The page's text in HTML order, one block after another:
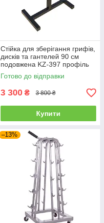
Стійка для зберігання грифів,
дисків та гантелей 90 см
подовжена KZ-397 профіль
40 на 40 мм
Готово до відправки
3 300 ₴ 3 800 ₴
Купити
–13%